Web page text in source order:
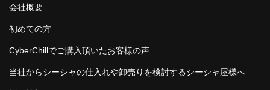
会社概要
初めての方
CyberChillでご購入頂いたお客様の声
当社からシーシャの仕入れや卸売りを検討するシーシャ屋様へ